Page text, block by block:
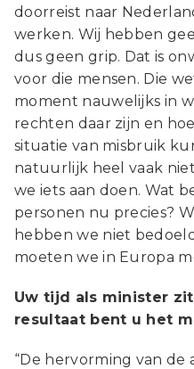
doorreist naar
werken. Wij hebben
dus geen grip. Dat is
voor die mensen. Die
moment nauwelijks in
rechten daar zijn en
situatie van misbruik
natuurlijk heel vaak
we iets aan doen. Wat
personen nu precies?
hebben we niet
moeten we in Europa
Uw tijd als minister
resultaat bent u het
“De hervorming van de